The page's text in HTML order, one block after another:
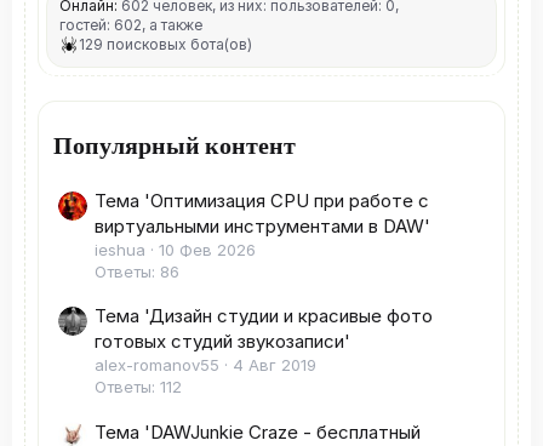
Онлайн: 602 человек, из них: пользователей: 0,
гостей: 602, а также
129 поисковых бота(ов)
Популярный контент
Тема 'Оптимизация CPU при работе с
виртуальными инструментами в DAW'
ieshua
10 Фев 2026
Ответы: 86
Тема 'Дизайн студии и красивые фото
готовых студий звукозаписи'
alex-romanov55
4 Авг 2019
Ответы: 112
Тема 'DAWJunkie Craze - бесплатный